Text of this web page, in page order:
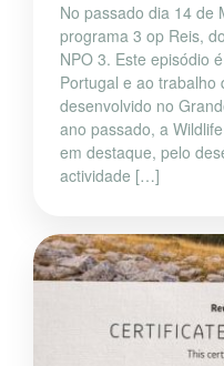
No passado dia 14 de
programa 3 op Reis,
NPO 3. Este episódio
Portugal e ao trabalho
desenvolvido no
ano passado, a
em destaque, pelo
actividade […]